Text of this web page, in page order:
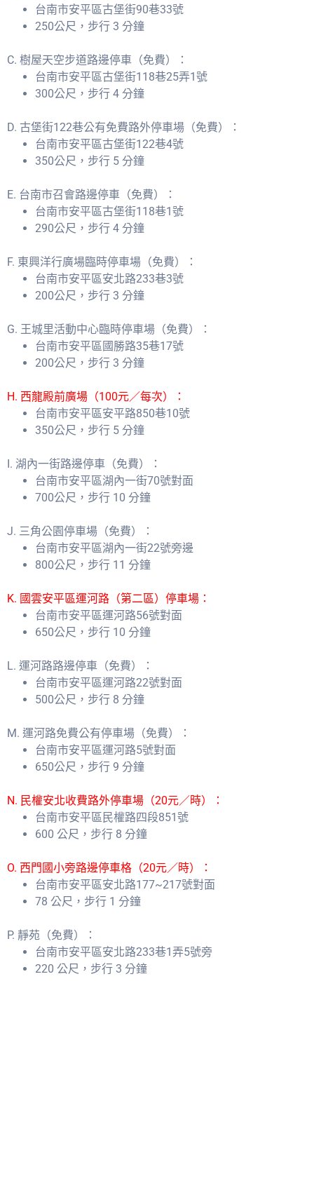
台南市安平區古堡街90巷33號
250公尺，步行 3 分鐘
C. 樹屋天空步道路邊停車（免費）：
台南市安平區古堡街118巷25弄1號
300公尺，步行 4 分鐘
D. 古堡街122巷公有免費路外停車場（免費）：
台南市安平區古堡街122巷4號
350公尺，步行 5 分鐘
E. 台南市召會路邊停車（免費）：
台南市安平區古堡街118巷1號
290公尺，步行 4 分鐘
F. 東興洋行廣場臨時停車場（免費）：
台南市安平區安北路233巷3號
200公尺，步行 3 分鐘
G. 王城里活動中心臨時停車場（免費）：
台南市安平區國勝路35巷17號
200公尺，步行 3 分鐘
H. 西龍殿前廣場（100元／每次）：
台南市安平區安平路850巷10號
350公尺，步行 5 分鐘
I. 湖內一街路邊停車（免費）：
台南市安平區湖內一街70號對面
700公尺，步行 10 分鐘
J. 三角公園停車場（免費）：
台南市安平區湖內一街22號旁邊
800公尺，步行 11 分鐘
K. 國雲安平區運河路（第二區）停車場：
台南市安平區運河路56號對面
650公尺，步行 10 分鐘
L. 運河路路邊停車（免費）：
台南市安平區運河路22號對面
500公尺，步行 8 分鐘
M. 運河路免費公有停車場（免費）：
台南市安平區運河路5號對面
650公尺，步行 9 分鐘
N. 民權安北收費路外停車場（20元／時）：
台南市安平區民權路四段851號
600 公尺，步行 8 分鐘
O. 西門國小旁路邊停車格（20元／時）：
台南市安平區安北路177~217號對面
78 公尺，步行 1 分鐘
P. 靜苑（免費）：
台南市安平區安北路233巷1弄5號旁
220 公尺，步行 3 分鐘